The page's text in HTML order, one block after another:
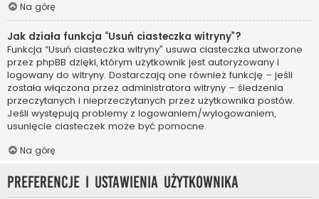
Na górę
Jak działa funkcja “Usuń ciasteczka witryny”?
Funkcja “Usuń ciasteczka witryny” usuwa ciasteczka utworzone
przez phpBB dzięki, którym użytkownik jest autoryzowany i
logowany do witryny. Dostarczają one również funkcję – jeśli
została włączona przez administratora witryny – śledzenia
przeczytanych i nieprzeczytanych przez użytkownika postów.
Jeśli występują problemy z logowaniem/wylogowaniem,
usunięcie ciasteczek może być pomocne.
Na górę
Preferencje i ustawienia użytkownika